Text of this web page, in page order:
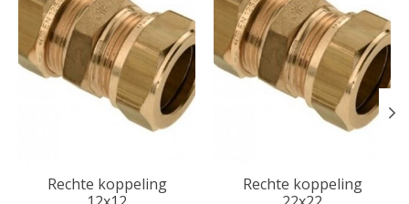
Rechte koppeling
Rechte koppeling